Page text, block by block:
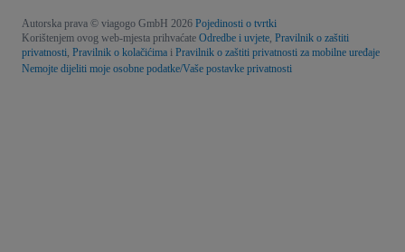
Autorska prava © viagogo GmbH 2026 Pojedinosti o tvrtki
Korištenjem ovog web-mjesta prihvaćate Odredbe i uvjete, Pravilnik o zaštiti
privatnosti, Pravilnik o kolačićima i Pravilnik o zaštiti privatnosti za mobilne uređaje
Nemojte dijeliti moje osobne podatke/Vaše postavke privatnosti